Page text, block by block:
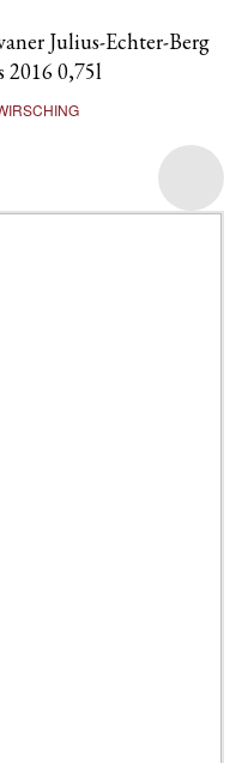
Julius-Echter-Berg
2016 0,75l